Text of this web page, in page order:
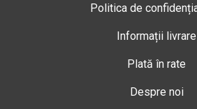
Politica de
Informații livrare
Plată în rate
Despre noi